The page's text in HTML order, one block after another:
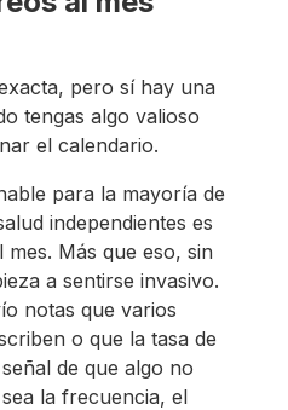
pero sí hay una
tengas algo valioso
el calendario.
para la mayoría de
independientes es
Más que eso, sin
a sentirse invasivo.
notas que varios
o que la tasa de
de que algo no
la frecuencia, el